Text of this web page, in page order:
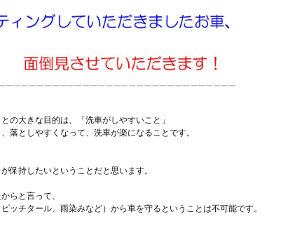
の大きな目的は、
「洗車がしやすいこと」
落としやすくなって、 洗車が楽になることです。
保持したいということだと思います。
らと言って、
ッチタール、雨染みなど）から車を守るということは不可能です。